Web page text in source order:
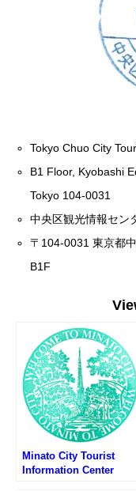
Tokyo Chuo City
B1 Floor, Kyobashi
Tokyo 104-0031
中央区観光情報セン
〒104-0031 東京都
B1F
Minato City Tourist
Information Center